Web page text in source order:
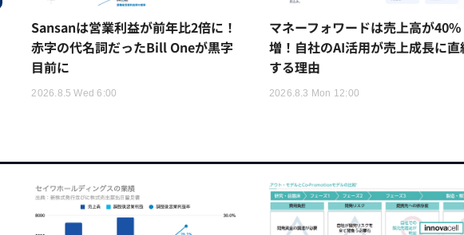
Sansanは営業利益が前年比2倍に！
赤字の代名詞だったBill Oneが黒字
目前に
2026.8.5 Wed 6:00
マネーフォワードは売上高が40%
増！自社のAI活用が売上成長に直
する理由
2026.8.3 Mon 12:00